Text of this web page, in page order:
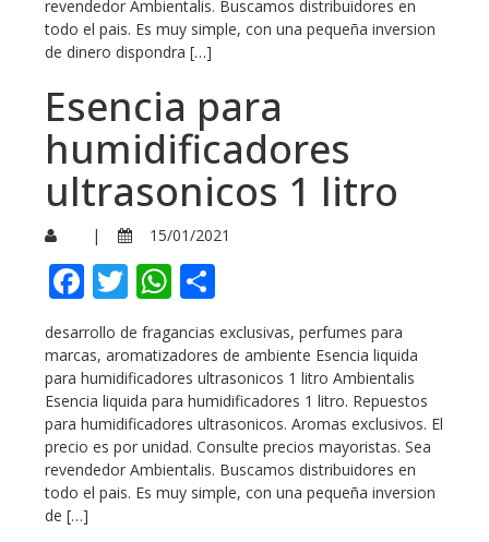
revendedor Ambientalis. Buscamos distribuidores en
todo el pais. Es muy simple, con una pequeña inversion
de dinero dispondra […]
Esencia para
humidificadores
ultrasonicos 1 litro
| 15/01/2021
Facebook
TwitterWhatsApp
desarrollo de fragancias exclusivas, perfumes para
marcas, aromatizadores de ambiente Esencia liquida
para humidificadores ultrasonicos 1 litro Ambientalis
Esencia liquida para humidificadores 1 litro. Repuestos
para humidificadores ultrasonicos. Aromas exclusivos. El
precio es por unidad. Consulte precios mayoristas. Sea
revendedor Ambientalis. Buscamos distribuidores en
todo el pais. Es muy simple, con una pequeña inversion
de […]